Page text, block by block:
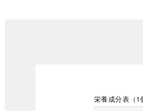
栄養成分表（1